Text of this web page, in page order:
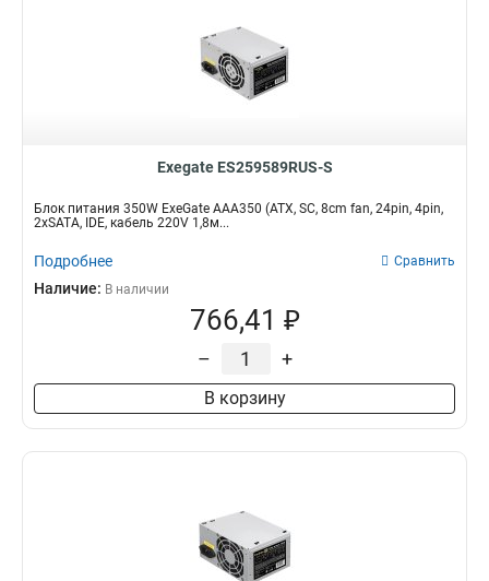
Exegate ES259589RUS-S
Блок питания 350W ExeGate AAA350 (ATX, SC, 8cm fan, 24pin, 4pin,
2xSATA, IDE, кабель 220V 1,8м...
Подробнее Сравнить
Наличие: В наличии
766,41 ₽
– +
В корзину